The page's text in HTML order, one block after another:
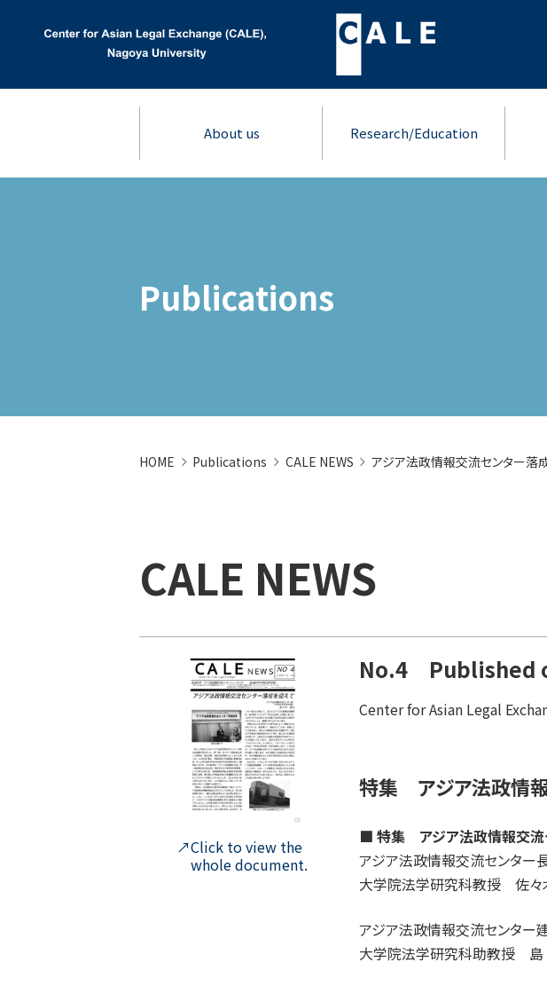
About us Research/Education
Publications
HOME Publications CALE NEWS アジア法政情報交流センター落
CALE NEWS
Click to view the
whole document.
No.4 Published
Center for Asian Legal
特集 アジア法政情
■ 特集 アジア法政情報交流
アジア法政情報交流センター
大学院法学研究科教
アジア法政情報交流センタ
大学院法学研究科助教授